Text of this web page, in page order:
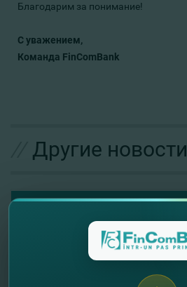
Благодарим за понимание!
С уважением,
Команда FinComBank
Другие новости